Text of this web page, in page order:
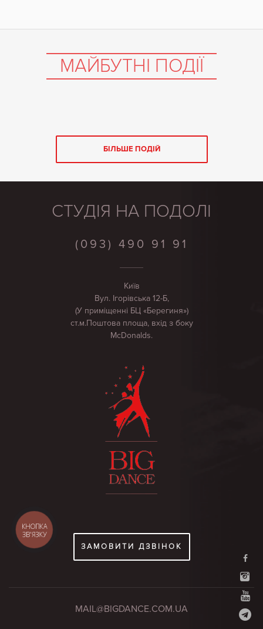

МАЙБУТНІ ПОДІЇ
БІЛЬШЕ ПОДІЙ
СТУДІЯ НА ПОДОЛІ
(093) 490 91 91
Київ
Вул. Ігорівська 12-Б,
(У приміщенні БЦ «Берегиня»)
ст.м.Поштова площа, вхід з боку
McDonalds.
ЗАМОВИТИ ДЗВІНОК
MAIL@BIGDANCE.COM.UA
КНОПКА
ЗВ'ЯЗКУ